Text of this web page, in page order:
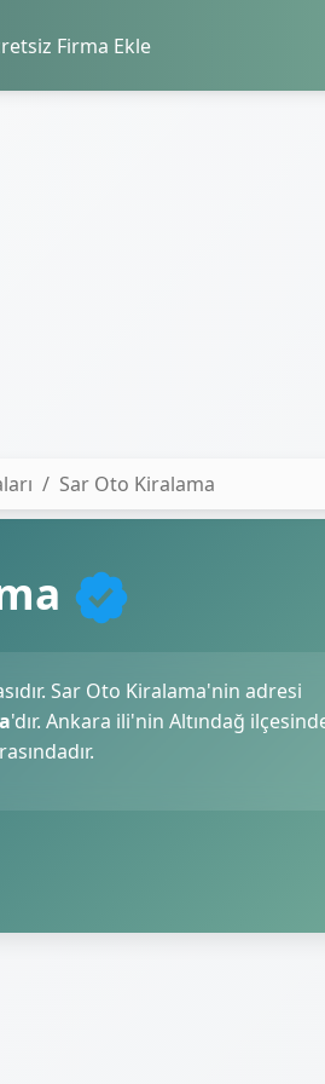
Firma Ekle
Sar Oto Kiralama
Sar Oto Kiralama'nin adresi
'dır. Ankara ili'nin Altındağ